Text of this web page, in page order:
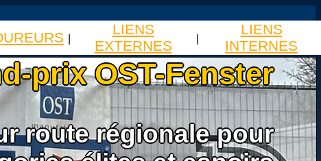
LIENS
EXTERNES
LIENS
INTERNES
prix OST-Fenster
route régionale pour